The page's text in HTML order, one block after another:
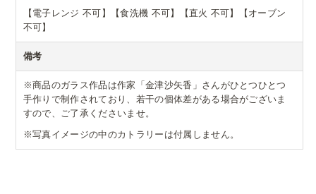
【電子レンジ 不可】【食洗機 不可】【直火 不可】【オーブン
不可】
備考
※商品のガラス作品は作家「金津沙矢香」さんがひとつひとつ
手作りで制作されており、若干の個体差がある場合がございま
すので、ご了承くださいませ。
※写真イメージの中のカトラリーは付属しません。